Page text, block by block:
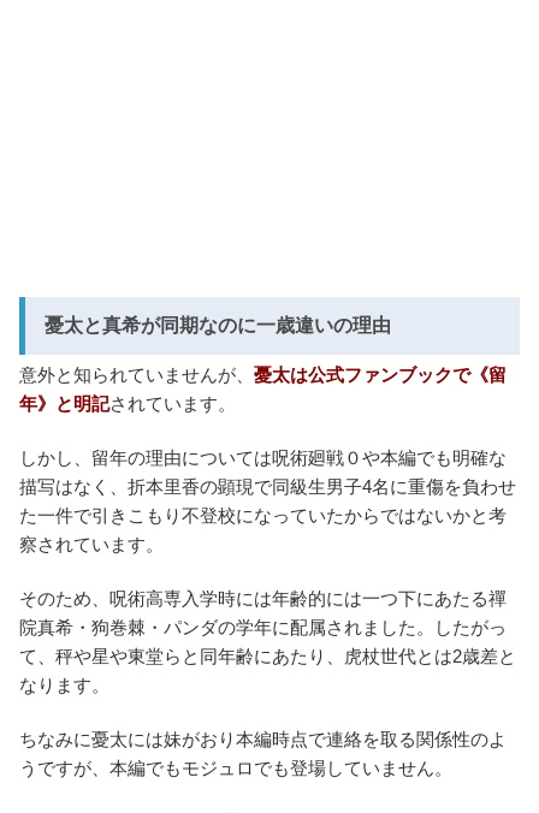
憂太と真希が同期なのに一歳違いの理由
意外と知られていませんが、 憂太は公式ファンブックで《留
年》と明記されています。
しかし、留年の理由については呪術廻戦０や本編でも明確な
描写はなく、折本里香の顕現で同級生男子4名に重傷を負わせ
た一件で引きこもり不登校になっていたからではないかと考
察されています。
そのため、呪術高専入学時には年齢的には一つ下にあたる禪
院真希・狗巻棘・パンダの学年に配属されました。したがっ
て、秤や星や東堂らと同年齢にあたり、虎杖世代とは2歳差と
なります。
ちなみに憂太には妹がおり本編時点で連絡を取る関係性のよ
うですが、本編でもモジュロでも登場していません。